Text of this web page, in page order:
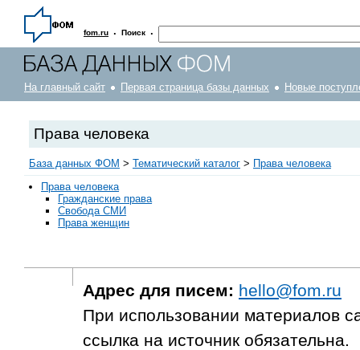
fom.ru · Поиск ·
На главный сайт Первая страница базы данных Новые
Права человека
База данных ФОМ > Тематический каталог > Права человека
Права человека
Гражданские права
Свобода СМИ
Права женщин
Адрес для писем: hello@fom.ru
При использовании материалов
ссылка на источник обязательна.